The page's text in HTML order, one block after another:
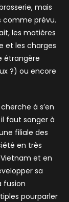
mais
comme prévu.
les matières
et les charges
étrangère
?) ou encore
à s’en
faut songer à
filiale des
en très
et en
sa
fusion
pourparler